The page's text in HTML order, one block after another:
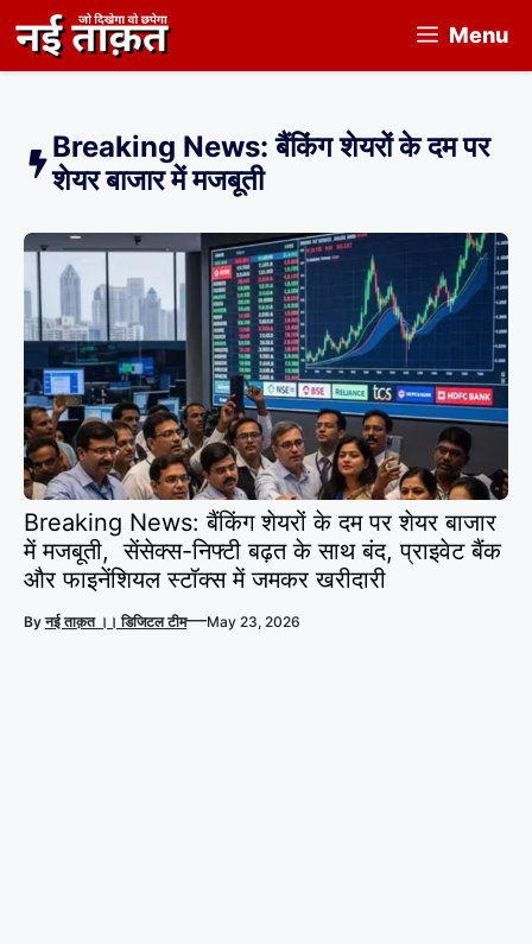
to
content
Menu
Breaking News: बैंकिंग शेयरों के दम पर
शेयर बाजार में मजबूती
Breaking News: बैंकिंग शेयरों के दम पर शेयर बाजार
में मजबूती, सेंसेक्स-निफ्टी बढ़त के साथ बंद, प्राइवेट बैंक
और फाइनेंशियल स्टॉक्स में जमकर खरीदारी
Byनई ताक़त ।। डिजिटल टीम—May 23, 2026